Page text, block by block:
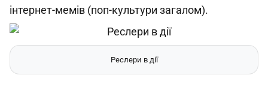
інтернет-мемів (поп-культури загалом).
Реслери в дії